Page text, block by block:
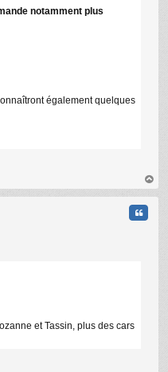
notamment plus
également quelques
au
et Tassin, plus des cars